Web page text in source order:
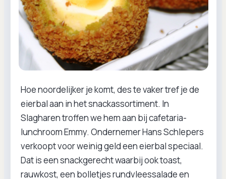
Hoe noordelijker je komt, des te vaker tref je de
eierbal aan in het snackassortiment. In
Slagharen troffen we hem aan bij cafetaria-
lunchroom Emmy. Ondernemer Hans Schlepers
verkoopt voor weinig geld een eierbal speciaal.
Dat is een snackgerecht waarbij ook toast,
rauwkost, een bolletjes rundvleessalade en